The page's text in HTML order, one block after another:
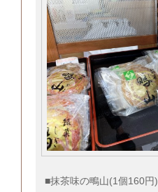
■抹茶味の鴫山(1個160円)